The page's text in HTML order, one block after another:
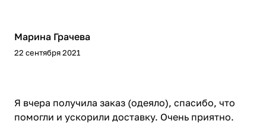
Марина Грачева
22 сентября 2021
Я вчера получила заказ (одеяло), спасибо, что
помогли и ускорили доставку. Очень приятно.